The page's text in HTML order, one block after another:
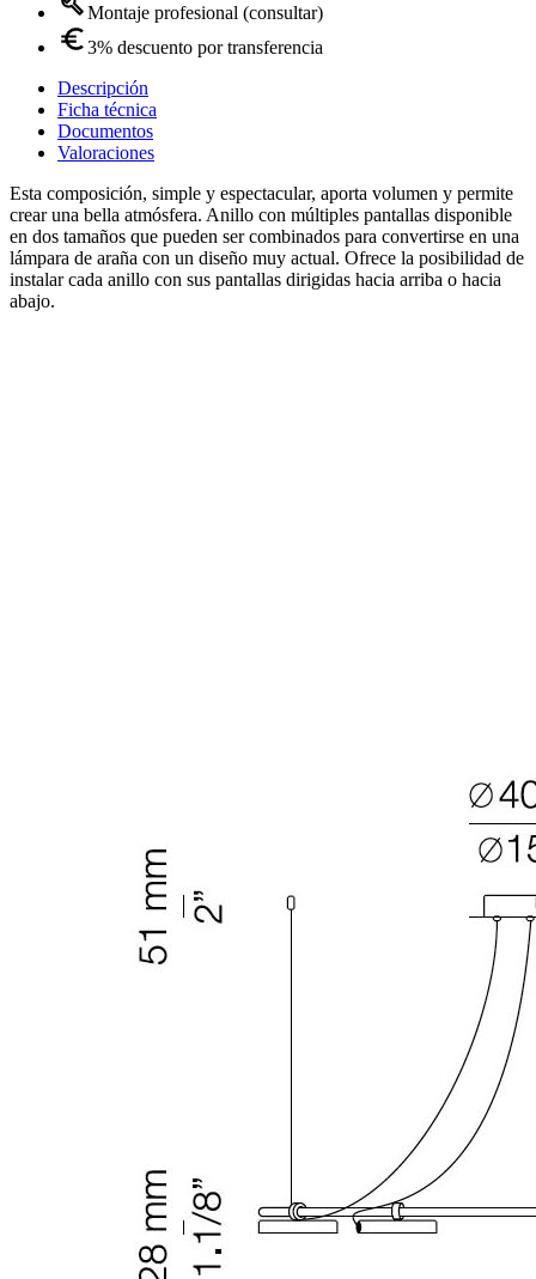
Montaje profesional (consultar)
3% descuento por transferencia
Descripción
Ficha técnica
Documentos
Valoraciones
Esta composición, simple y espectacular, aporta volumen y permite
crear una bella atmósfera. Anillo con múltiples pantallas disponible
en dos tamaños que pueden ser combinados para convertirse en una
lámpara de araña con un diseño muy actual. Ofrece la posibilidad de
instalar cada anillo con sus pantallas dirigidas hacia arriba o hacia
abajo.